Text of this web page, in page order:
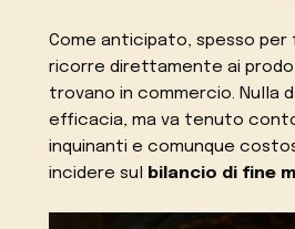
Come anticipato, spesso
ricorre direttamente ai
trovano in commercio. Nulla
efficacia, ma va tenuto
inquinanti e comunque
incidere sul
bilancio di fine